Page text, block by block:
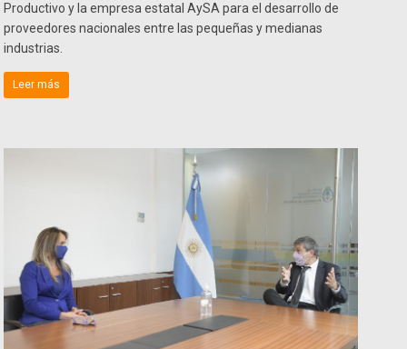
Productivo y la empresa estatal AySA para el desarrollo de
proveedores nacionales entre las pequeñas y medianas
industrias.
Leer más